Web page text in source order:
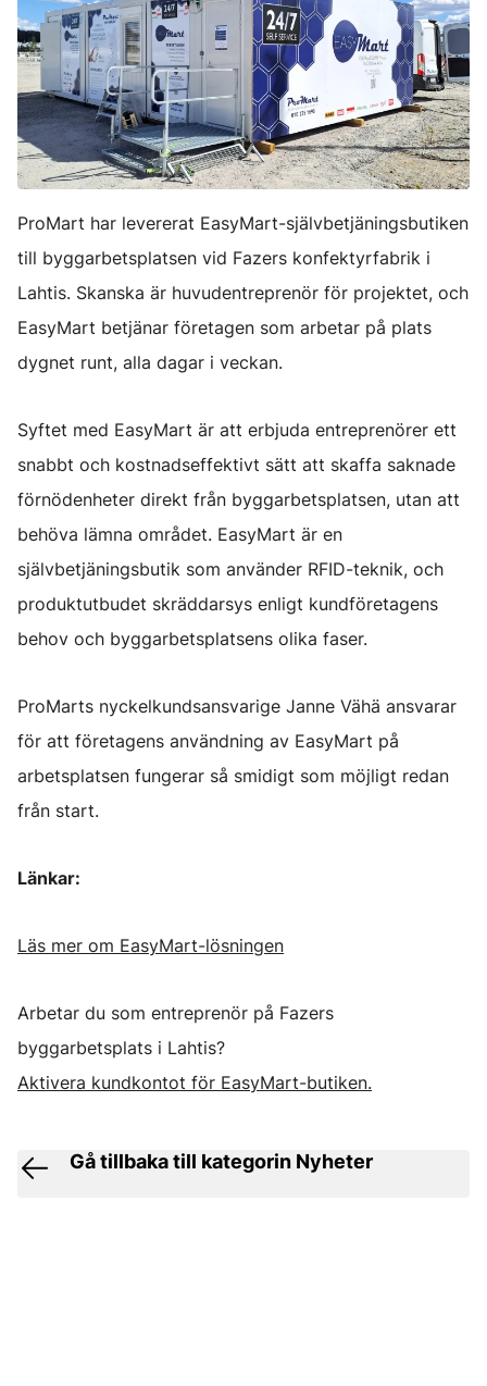
ProMart har levererat EasyMart-självbetjäningsbutiken
till byggarbetsplatsen vid Fazers konfektyrfabrik i
Lahtis. Skanska är huvudentreprenör för projektet, och
EasyMart betjänar företagen som arbetar på plats
dygnet runt, alla dagar i veckan.
Syftet med EasyMart är att erbjuda entreprenörer ett
snabbt och kostnadseffektivt sätt att skaffa saknade
förnödenheter direkt från byggarbetsplatsen, utan att
behöva lämna området. EasyMart är en
självbetjäningsbutik som använder RFID-teknik, och
produktutbudet skräddarsys enligt kundföretagens
behov och byggarbetsplatsens olika faser.
ProMarts nyckelkundsansvarige Janne Vähä ansvarar
för att företagens användning av EasyMart på
arbetsplatsen fungerar så smidigt som möjligt redan
från start.
Länkar:
Läs mer om EasyMart-lösningen
Arbetar du som entreprenör på Fazers
byggarbetsplats i Lahtis?
Aktivera kundkontot för EasyMart-butiken.
Gå tillbaka till kategorin Nyheter